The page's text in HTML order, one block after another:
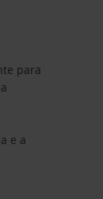
para
e a